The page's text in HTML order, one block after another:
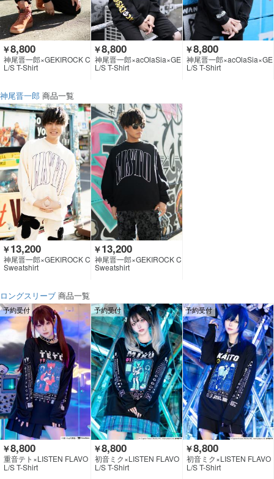
￥8,800
神尾晋一郎×GEKIROCK C
LOTHING
L/S T-Shirt
￥8,800
神尾晋一郎×acOlaSia×GE
KIROCK CLOTHING
L/S T-Shirt
￥8,800
神尾晋一郎×acOlaSia×GE
KIROCK CLOTHING
L/S T-Shirt
神尾晋一郎 商品一覧
￥13,200
神尾晋一郎×GEKIROCK C
LOTHING
Sweatshirt
￥13,200
神尾晋一郎×GEKIROCK C
LOTHING
Sweatshirt
ロングスリーブ 商品一覧
予約受付
￥8,800
重音テト×LISTEN FLAVO
R
L/S T-Shirt
予約受付
￥8,800
初音ミク×LISTEN FLAVO
R
L/S T-Shirt
予約受付
￥8,800
初音ミク×LISTEN FLAVO
R
L/S T-Shirt